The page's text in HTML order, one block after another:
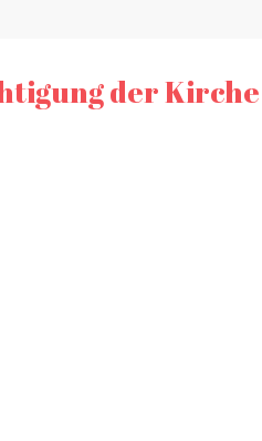
der